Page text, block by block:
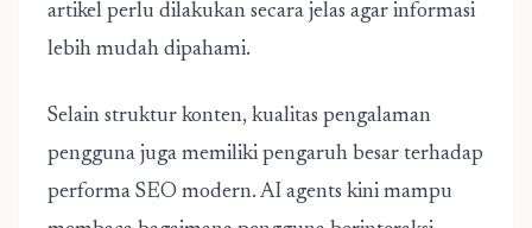
artikel perlu dilakukan secara jelas agar informasi
lebih mudah dipahami.
Selain struktur konten, kualitas pengalaman
pengguna juga memiliki pengaruh besar terhadap
performa SEO modern. AI agents kini mampu